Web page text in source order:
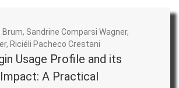
depositados em repositórios de
reconhecidos, como oSciELO
. A submissão nesses repositórios não
Sandrine Comparsi Wagner,
Riciéli Pacheco Crestani
Usage Profile and its
A Practical